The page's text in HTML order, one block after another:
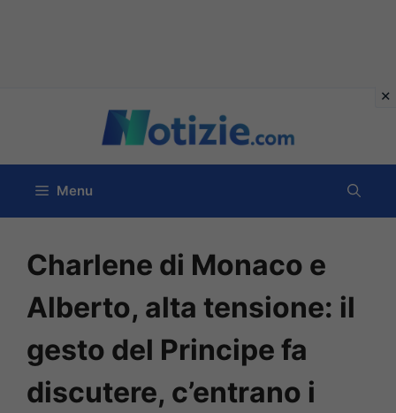
contenuto
Menu
Charlene di Monaco e
Alberto, alta tensione: il
gesto del Principe fa
discutere, c’entrano i